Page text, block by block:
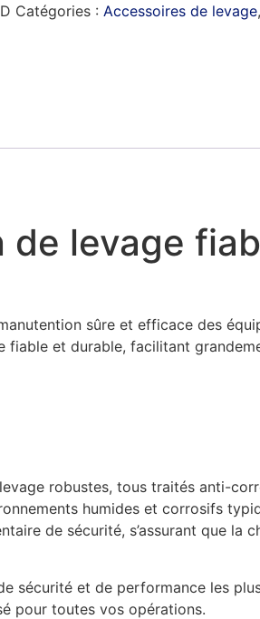
Catégories : Accessoires de levage,
de levage
sûre et efficace des
fiable et durable, facilitant
robustes, tous traités anti-
humides et corrosifs
de sécurité, s’assurant que la
sécurité et de performance les
pour toutes vos opérations.